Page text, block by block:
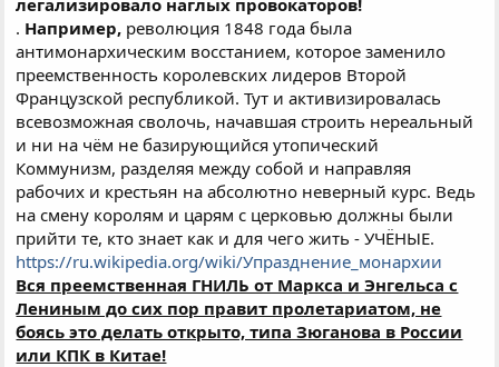
легализировало наглых провокаторов!
. Например, революция 1848 года была
антимонархическим восстанием, которое заменило
преемственность королевских лидеров Второй
Французской республикой. Тут и активизировалась
всевозможная сволочь, начавшая строить нереальный
и ни на чём не базирующийся утопический
Коммунизм, разделяя между собой и направляя
рабочих и крестьян на абсолютно неверный курс. Ведь
на смену королям и царям с церковью должны были
прийти те, кто знает как и для чего жить - УЧЁНЫЕ.
https://ru.wikipedia.org/wiki/Упразднение_монархии
Вся преемственная ГНИЛЬ от Маркса и Энгельса с
Лениным до сих пор правит пролетариатом, не
боясь это делать открыто, типа Зюганова в России
или КПК в Китае!